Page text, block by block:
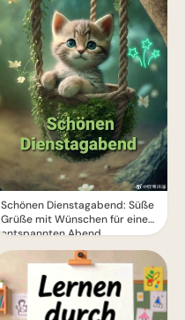
Schönen Dienstagabend: Süße
Grüße mit Wünschen für einen
entspannten Abend